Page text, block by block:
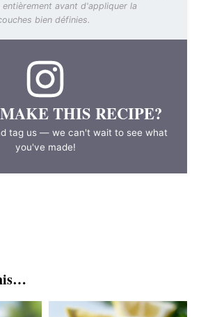
avant d'appliquer la
bien définies.
THIS RECIPE?
tag us — we can't wait to see what
you've made!